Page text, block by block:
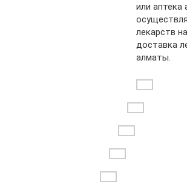
или аптека
лекарств
доставка
алматы.